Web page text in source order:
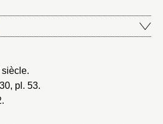
siècle.
, pl. 53.
.